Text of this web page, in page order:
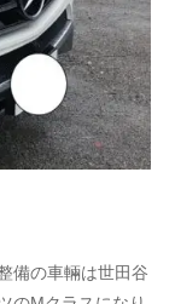
備の車輛は世田谷